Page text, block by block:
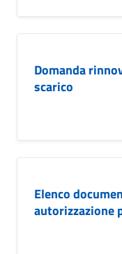
Domanda
scarico
Elenco
autorizzazione